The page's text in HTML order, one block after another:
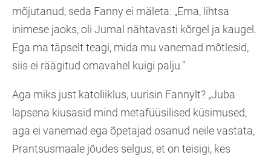
mõjutanud, seda Fanny ei mäleta: „Ema, lihtsa
inimese jaoks, oli Jumal nähtavasti kõrgel ja kaugel.
Ega ma täpselt teagi, mida mu vanemad mõtlesid,
siis ei räägitud omavahel kuigi palju.“
Aga miks just katoliiklus, uurisin Fannylt? „Juba
lapsena kiusasid mind metafüüsilised küsimused,
aga ei vanemad ega õpetajad osanud neile vastata,
Prantsusmaale jõudes selgus, et on teisigi, kes